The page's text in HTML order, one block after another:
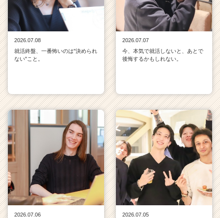
2026.07.08
就活終盤、一番怖いのは"決められ
ない"こと。
2026.07.07
今、本気で就活しないと、あとで
後悔するかもしれない。
2026.07.06
2026.07.05